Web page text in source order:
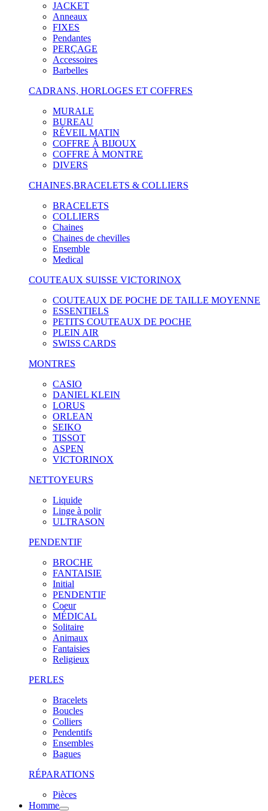
JACKET
Anneaux
FIXES
Pendantes
PERÇAGE
Accessoires
Barbelles
CADRANS, HORLOGES ET COFFRES
MURALE
BUREAU
RÉVEIL MATIN
COFFRE À BIJOUX
COFFRE À MONTRE
DIVERS
CHAINES,BRACELETS & COLLIERS
BRACELETS
COLLIERS
Chaines
Chaines de chevilles
Ensemble
Medical
COUTEAUX SUISSE VICTORINOX
COUTEAUX DE POCHE DE TAILLE MOYENNE
ESSENTIELS
PETITS COUTEAUX DE POCHE
PLEIN AIR
SWISS CARDS
MONTRES
CASIO
DANIEL KLEIN
LORUS
ORLEAN
SEIKO
TISSOT
ASPEN
VICTORINOX
NETTOYEURS
Liquide
Linge à polir
ULTRASON
PENDENTIF
BROCHE
FANTAISIE
Initial
PENDENTIF
Coeur
MÉDICAL
Solitaire
Animaux
Fantaisies
Religieux
PERLES
Bracelets
Boucles
Colliers
Pendentifs
Ensembles
Bagues
RÉPARATIONS
Pièces
Homme